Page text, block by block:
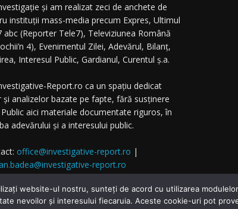
și am realizat zeci de anchete de
instituții mass-media precum Expres, Ultimul
abc (Reporter Tele7), Televiziunea Română
4), Evenimentul Zilei, Adevărul, Bilanț,
Interesul Public, Gardianul, Curentul ș.a.
Report.ro ca un spațiu dedicat
și analizelor bazate pe fapte, fără susținere
aici materiale documentate riguros, în
adevărului și a interesului public.
office@investigative-report.ro |
report.ro
Report.ro. Toate drepturile rezervate.
website-ul nostru, sunteți de acord cu utilizarea
nevoilor și interesului fiecaruia. Aceste cookie-uri pot